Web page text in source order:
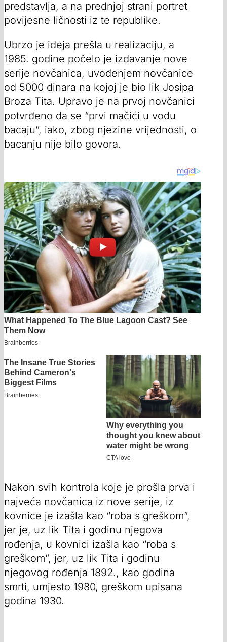
predstavlja, a na prednjoj strani portret
povijesne ličnosti iz te republike.
Ubrzo je ideja prešla u realizaciju, a
1985. godine počelo je izdavanje nove
serije novčanica, uvođenjem novčanice
od 5000 dinara na kojoj je bio lik Josipa
Broza Tita. Upravo je na prvoj novčanici
potvrđeno da se “prvi mačići u vodu
bacaju”, iako, zbog njezine vrijednosti, o
bacanju nije bilo govora.
Nakon svih kontrola koje je prošla prva i
najveća novčanica iz nove serije, iz
kovnice je izašla kao “roba s greškom”,
jer je, uz lik Tita i godinu njegova
rođenja, u kovnici izašla kao “roba s
greškom”, jer, uz lik Tita i godinu
njegovog rođenja 1892., kao godina
smrti, umjesto 1980, greškom upisana
godina 1930.